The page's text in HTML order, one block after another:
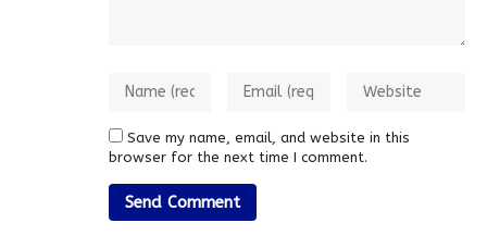
Save my name, email, and website in this
browser for the next time I comment.